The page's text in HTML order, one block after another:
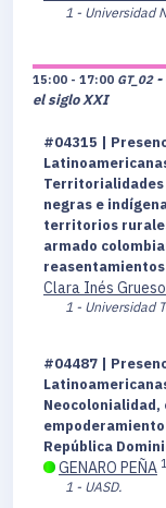
1 - Universidad
15:00 - 17:00 GT_02 -
el siglo XXI
#04315 |
Territorialidades
negras e
territorios
armado
Clara Inés
1 - Universidad
#04487 |
República
GENARO PEÑA 1
1 - UASD.